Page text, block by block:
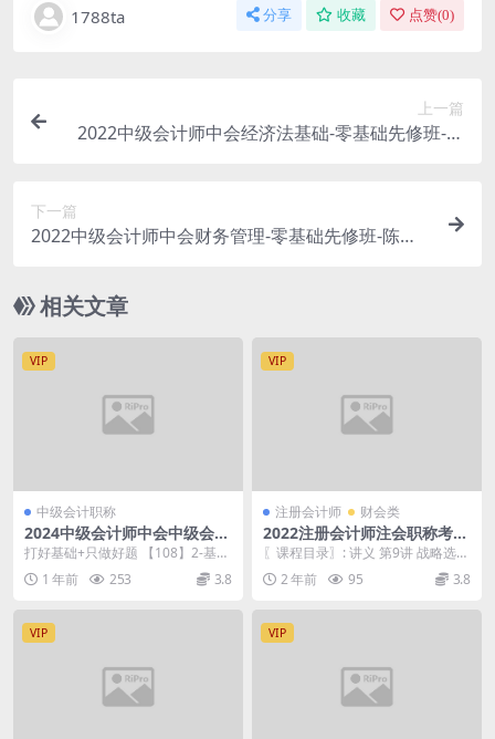
1788ta 分享 收藏 点赞(0)
上一篇
2022中级会计师中会经济法基础-零基础先修班-陈
下一篇
2022中级会计师中会财务管理-零基础先修班-陈庆
相关文章
VIP
中级会计职称
2024中级会计师中会中级会计
实务 基础必修课(慢班)-刘阳
打好基础+只做好题 【108】2-基础
阶段备考答疑.mp4 【107】1-第二
十...1 年前 253 3.8
VIP
注册会计师 财会类
2022注册会计师注会职称考试
cpa战略 习题班-肖迪
〖课程目录〗: 讲义 第9讲 战略选择
（2）.mp4 第8讲 战略选择（1）.
m...2 年前 95 3.8
VIP VIP